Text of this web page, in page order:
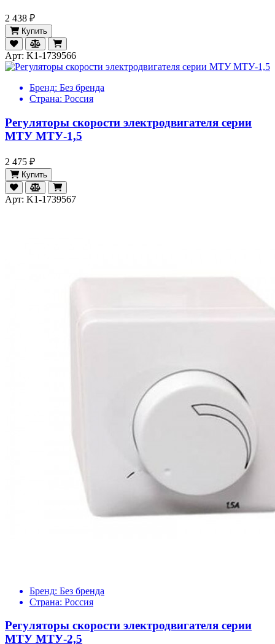
2 438 ₽
Купить
Арт: K1-1739566
Бренд: Без бренда
Страна: Россия
Регуляторы скорости электродвигателя серии
МТУ МТУ-1,5
2 475 ₽
Купить
Арт: K1-1739567
Бренд: Без бренда
Страна: Россия
Регуляторы скорости электродвигателя серии
МТУ МТУ-2,5